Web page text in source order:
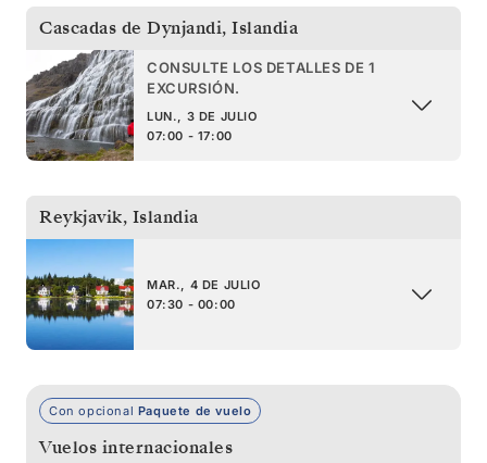
Cascadas de Dynjandi, Islandia
CONSULTE LOS DETALLES DE 1
EXCURSIÓN.
LUN., 3 DE JULIO
07:00 - 17:00
Reykjavik, Islandia
MAR., 4 DE JULIO
07:30 - 00:00
Con opcional Paquete de vuelo
Vuelos internacionales